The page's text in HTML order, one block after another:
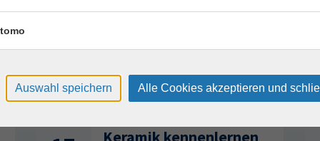
für unvergessliche
Tennis 60+
Auswahl speichern Alle Cookies akzeptieren und